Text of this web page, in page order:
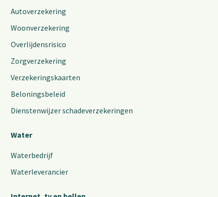
Autoverzekering
Woonverzekering
Overlijdensrisico
Zorgverzekering
Verzekeringskaarten
Beloningsbeleid
Dienstenwijzer schadeverzekeringen
Water
Waterbedrijf
Waterleverancier